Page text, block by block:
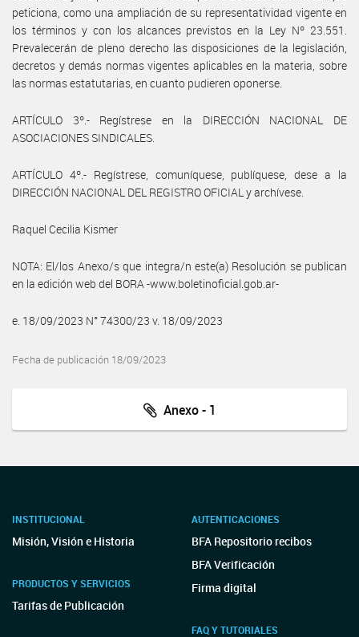
peticiona, como una ampliación de su representatividad vigente en
los términos y con los alcances previstos en la Ley Nº 23.551.
Prevalecerán de pleno derecho las disposiciones de la legislación,
decretos y demás normas vigentes aplicables en la materia, sobre
las normas estatutarias, en cuanto pudieren oponerse.
ARTÍCULO 3º.- Regístrese en la DIRECCIÓN NACIONAL DE
ASOCIACIONES SINDICALES.
ARTÍCULO 4º.- Regístrese, comuníquese, publíquese, dese a la
DIRECCIÓN NACIONAL DEL REGISTRO OFICIAL y archívese.
Raquel Cecilia Kismer
NOTA: El/los Anexo/s que integra/n este(a) Resolución se publican
en la edición web del BORA -www.boletinoficial.gob.ar-
e. 18/09/2023 N° 74300/23 v. 18/09/2023
Fecha de publicación 18/09/2023
Anexo - 1
INSTITUCIONAL
Misión, Visión e Historia
PRODUCTOS Y SERVICIOS
Tarifas de Publicación
AUTENTICACIONES
BFA Repositorio recibos
BFA Verificación
Firma digital
FAQ Y TUTORIALES